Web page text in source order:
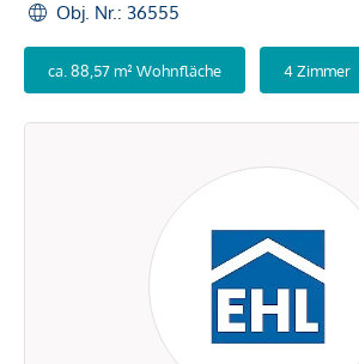
Obj. Nr.: 36555
ca. 88,57 m² Wohnfläche 4 Zimmer